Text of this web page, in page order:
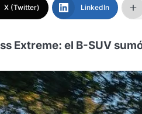
X (Twitter) LinkedIn
Extreme: el B-SUV